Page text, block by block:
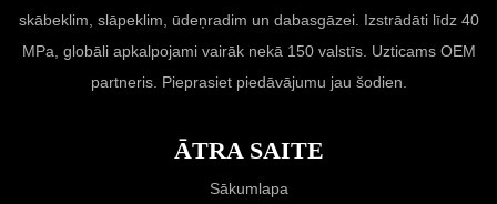
skābeklim, slāpeklim, ūdeņradim un dabasgāzei. Izstrādāti līdz 40
MPa, globāli apkalpojami vairāk nekā 150 valstīs. Uzticams OEM
partneris. Pieprasiet piedāvājumu jau šodien.
ĀTRA SAITE
Sākumlapa